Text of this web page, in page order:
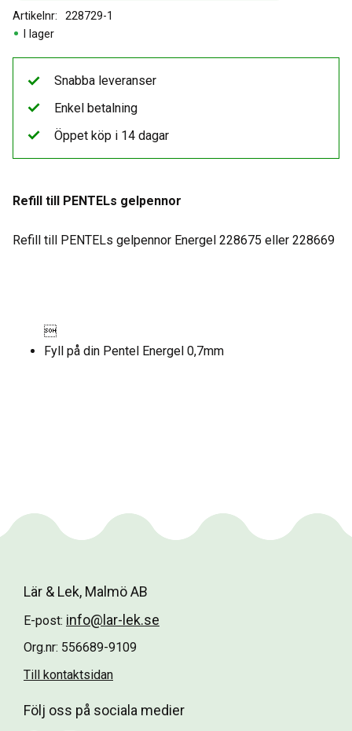
I lager
Artikelnr 228729-1
Refill till PENTELs gelpennor
Refill till PENTELs gelpennor Energel 228675 eller 228669

Fyll på din Pentel Energel 0,7mm
Snabba leveranser
Enkel betalning
Öppet köp i 14 dagar
Lär & Lek, Malmö AB
E-post: info@lar-lek.se
Org.nr: 556689-9109
Till kontaktsidan
Följ oss på sociala medier